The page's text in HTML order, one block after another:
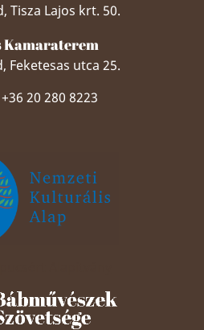
Tisza Lajos krt. 50.
Kamaraterem
Feketesas utca 25.
20 280 8223